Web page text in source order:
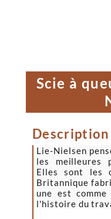
Scie à
Description
Lie-Nielsen
les meilleures
Elles sont les
Britannique
une est
l'histoire du